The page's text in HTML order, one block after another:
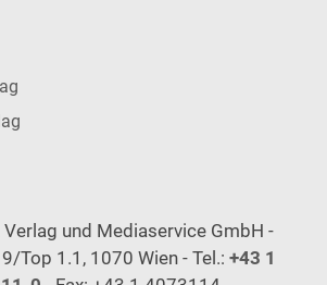
und Mediaservice GmbH -
Top 1.1, 1070 Wien - Tel.: +43 1